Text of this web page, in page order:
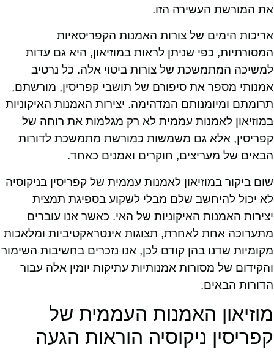
את המורשת העשירה הזו.
אריכות הימים של צורות האמנות הקפריסאיות
המסורתיות, כפי שניתן לראות במוזיאון, היא גם עדות
למשיכה המתמשכת של צורות ביטוי אלה. כל נרטיב
אמנותי מספר את סיפורם של תושבי קפריסין, מורשתם,
תרומתם ומיומנותם המדהימה. יצירות האמנות האיקוניות
במוזיאון לאמנות עממית לא רק מגלמות את רוחה של
קפריסין, אלא גם משמשות כמורשת מתמשכת לדורות
הבאים של מעריצים, חוקרים ואמנים כאחד.
שום ביקור במוזיאון לאמנות עממית של קפריסין בניקוסיה
לא יכול להיחשב שלם מבלי לשקוע בספיגת תמצית
יצירות האמנות האיקוניות של האי. כאשר אנו עוברים
מתערוכה אחת לאחרת, תצוגות אינטראקטיביות ומלאכות
מקומיות שדנו בהן קודם לכן, אנו נזכרים בחשיבות השימור
והקידום של מסורות אמנותיות עתיקות יומין אלה עבור
הדורות הבאים.
מוזיאון האמנות העממית של
קפריסין ניקוסיה הוראות הגעה